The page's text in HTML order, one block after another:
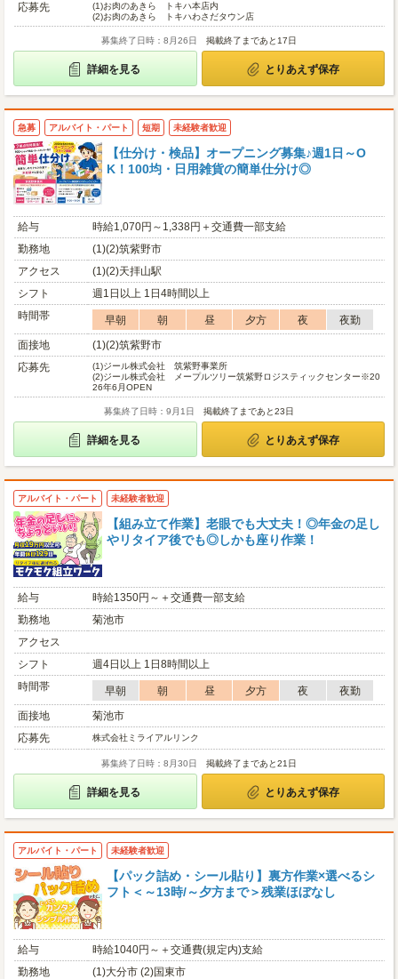
応募先
(1)お肉のあきら トキハ本店内
(2)お肉のあきら トキハわさだタウン店
募集終了日時：8月26日 掲載終了まであと17日
詳細を見る とりあえず保存
急募 アルバイト・パート 短期 未経験者歓迎
【仕分け・検品】オープニング募集♪週1日～O
K！100均・日用雑貨の簡単仕分け◎
給与
時給1,070円～1,338円＋交通費一部支給
勤務地
(1)(2)筑紫野市
アクセス
(1)(2)天拝山駅
シフト
週1日以上 1日4時間以上
時間帯
早朝 朝 昼 夕方 夜
夜勤
面接地
(1)(2)筑紫野市
応募先
(1)ジール株式会社 筑紫野事業所
(2)ジール株式会社 メープルツリー筑紫野ロジスティックセンター※20
26年6月OPEN
募集終了日時：9月1日 掲載終了まであと23日
詳細を見る とりあえず保存
アルバイト・パート 未経験者歓迎
【組み立て作業】老眼でも大丈夫！◎年金の足し
やリタイア後でも◎しかも座り作業！
給与
時給1350円～＋交通費一部支給
勤務地
菊池市
アクセス
シフト
週4日以上 1日8時間以上
時間帯
早朝 朝 昼 夕方 夜
夜勤
面接地
菊池市
応募先
株式会社ミライアルリンク
募集終了日時：8月30日 掲載終了まであと21日
詳細を見る とりあえず保存
アルバイト・パート 未経験者歓迎
【パック詰め・シール貼り】裏方作業×選べるシ
フト＜～13時/～夕方まで＞残業ほぼなし
給与
時給1040円～＋交通費(規定内)支給
勤務地
(1)大分市 (2)国東市